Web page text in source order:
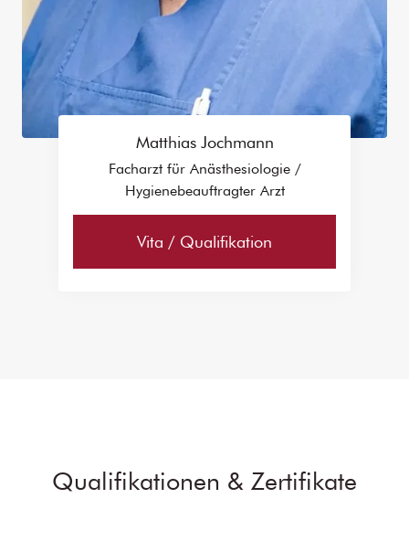
Matthias Jochmann
Facharzt für Anästhesiologie /
Hygienebeauftragter Arzt
Vita / Qualifikation
Qualifikationen & Zertifikate